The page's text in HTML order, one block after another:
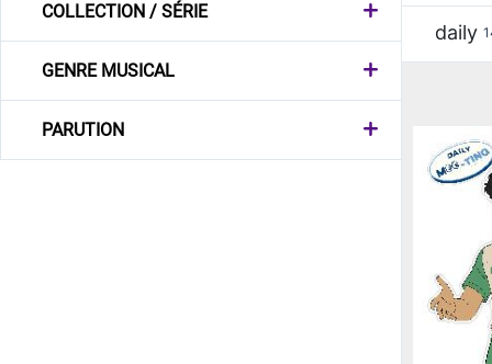
COLLECTION / SÉRIE
GENRE MUSICAL
PARUTION
daily